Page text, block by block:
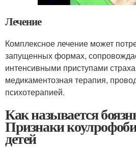
Лечение
Комплексное лечение может
запущенных формах,
интенсивными приступами
медикаментозная терапия,
психотерапией.
Как называется
Признаки
детей